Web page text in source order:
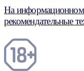
На информационном
рекомендательные